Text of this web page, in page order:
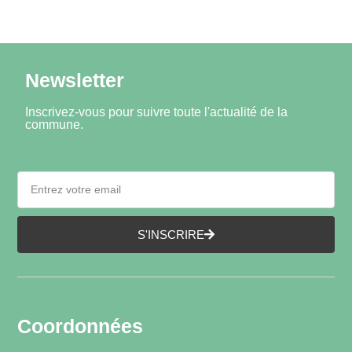
Newsletter
Inscrivez-vous pour suivre toute l'actualité de la
commune.
S'INSCRIRE
Coordonnées